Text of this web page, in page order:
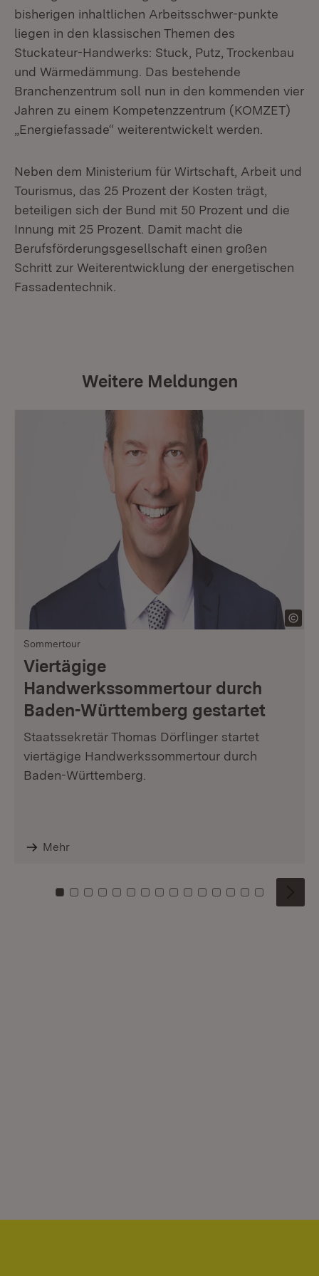
bisherigen inhaltlichen Arbeitsschwer-punkte
liegen in den klassischen Themen des
Stuckateur-Handwerks: Stuck, Putz, Trockenbau
und Wärmedämmung. Das bestehende
Branchenzentrum soll nun in den kommenden vier
Jahren zu einem Kompetenzzentrum (KOMZET)
„Energiefassade“ weiterentwickelt werden.
Neben dem Ministerium für Wirtschaft, Arbeit und
Tourismus, das 25 Prozent der Kosten trägt,
beteiligen sich der Bund mit 50 Prozent und die
Innung mit 25 Prozent. Damit macht die
Berufsförderungsgesellschaft einen großen
Schritt zur Weiterentwicklung der energetischen
Fassadentechnik.
Weitere Meldungen
Sommertour
Viertägige
Handwerkssommertour durch
Baden-Württemberg gestartet
Staatssekretär Thomas Dörflinger startet
viertägige Handwerkssommertour durch
Baden-Württemberg.
Mehr
Zu Kachel: 0
Zu Kachel: 1
Zu Kachel: 2
Zu Kachel: 3
Zu Kachel: 4
Zu Kachel: 5
Zu Kachel: 6
Zu Kachel: 7
Zu Kachel: 8
Zu Kachel: 9
Zu Kachel: 10
Zu Kachel: 11
Zu Kachel: 12
Zu Kachel:
Zu